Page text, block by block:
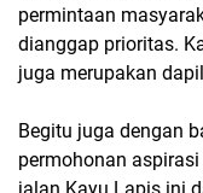
permintaan
dianggap prioritas.
juga merupakan
Begitu juga dengan
permohonan